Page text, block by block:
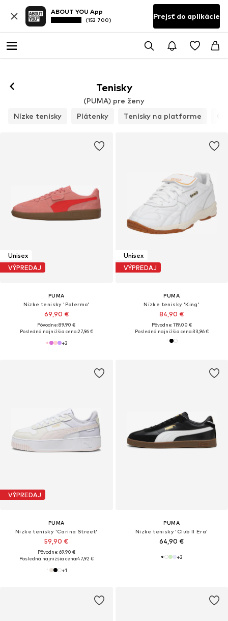
ABOUT YOU App
(152 700) Prejsť do aplikácie
Tenisky
(PUMA) pre ženy
Nízke tenisky
Plátenky Tenisky na platforme
Unisex
VÝPREDAJ
PUMA
Nízke tenisky 'Palermo'
69,90 €
Pôvodne: 89,90 €
Posledná najnižšia cena:27,96 €
+2
Unisex
VÝPREDAJ
PUMA
Nízke tenisky 'King'
84,90 €
Pôvodne: 119,00 €
Posledná najnižšia cena:33,96 €
VÝPREDAJ
PUMA
Nízke tenisky 'Carina Street'
59,90 €
Pôvodne: 69,90 €
Posledná najnižšia cena:47,92 €
+1
PUMA
Nízke tenisky 'Club II Era'
64,90 €
+2